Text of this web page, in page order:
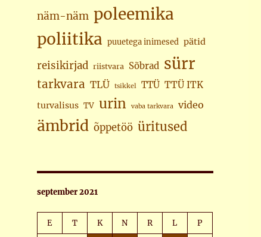
näm-näm poleemika
poliitika puuetega inimesed pätid
reisikirjad riistvara Sõbrad sürr
tarkvara TLÜ tsikkel TTÜ TTÜ ITK
turvalisus TV urin vaba tarkvara video
ämbrid õppetöö üritused
september 2021
E T K N R L P